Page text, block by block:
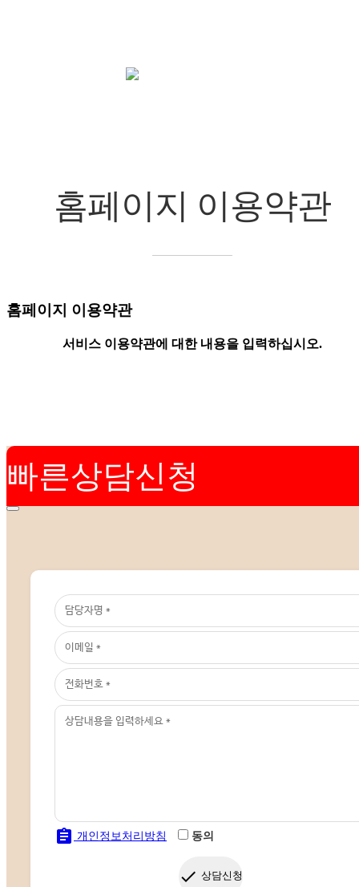
홈페이지 이용약관
홈페이지 이용약관
서비스 이용약관에 대한 내용을 입력하십시오.
빠른상담신청
assignment 개인정보처리방침 동의
done 상담신청